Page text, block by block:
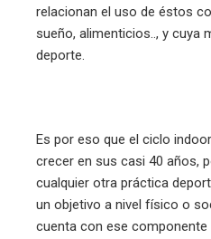
relacionan el uso de éstos
sueño, alimenticios.., y cuya
deporte.
Es por eso que el ciclo
crecer en sus casi 40 años,
cualquier otra práctica
un objetivo a nivel físico o
cuenta con ese